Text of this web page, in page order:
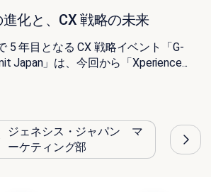
進化と、CX 戦略の未来
5 年目となる CX 戦略イベント「G-
Japan」は、今回から「Xperience...
ジェネシス・ジャパン マ
ーケティング部